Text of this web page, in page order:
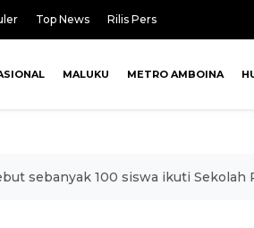
Top News Rilis Pers
MALUKU METRO AMBOINA
sebanyak 100 siswa ikuti Sekolah